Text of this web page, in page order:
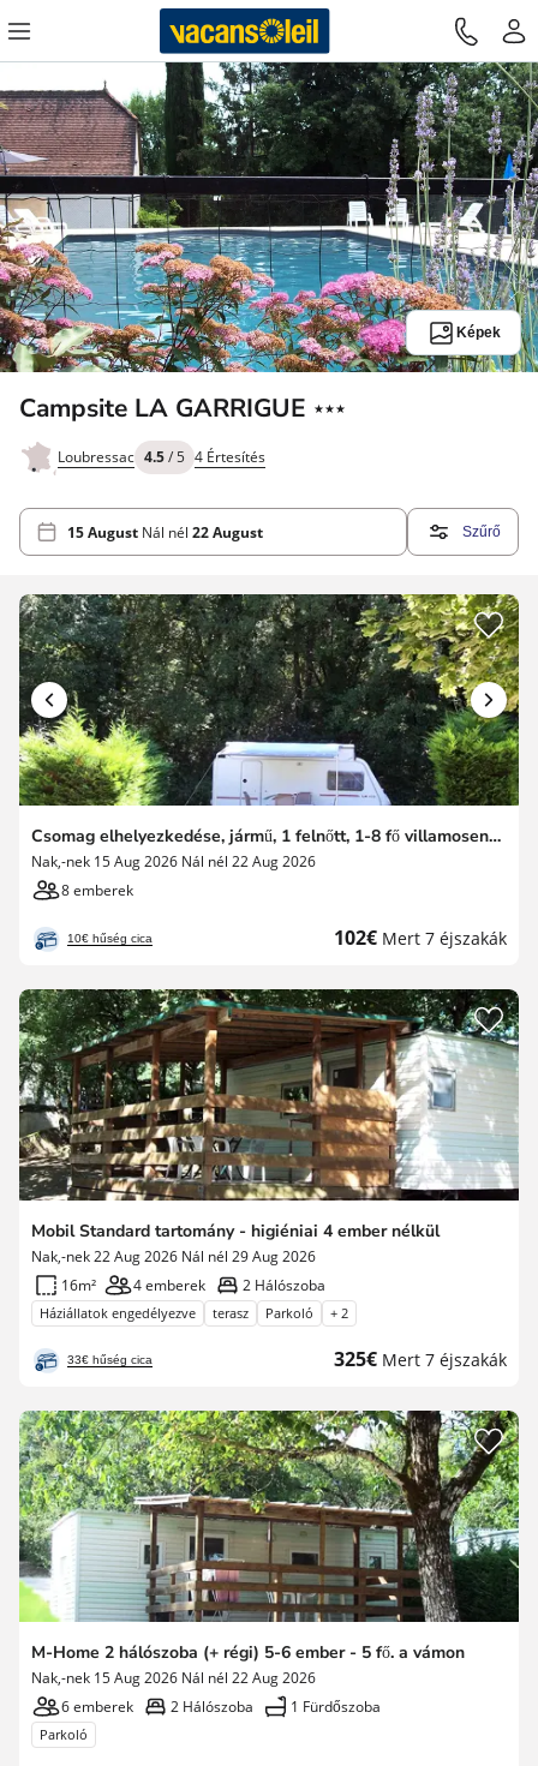
Képek
Campsite LA GARRIGUE 3
★★★
Loubressac 4.5/ 5 4 Értesítés
15 August Nál nél 22 August Szűrő
Csomag elhelyezkedése, jármű, 1 felnőtt, 1-8 fő villamosenergia nélkül - 1 fő. a vámon
Nak,-nek 15 Aug 2026 Nál nél 22 Aug 2026
8 emberek
10€ hűség cica
Új
102€ Mert 7 éjszakák
Mobil Standard tartomány - higiéniai 4 ember nélkül
Nak,-nek 22 Aug 2026 Nál nél 29 Aug 2026
16m²
4 emberek 2 Hálószoba
Háziállatok engedélyezve terasz Parkoló + 2
33€ hűség cica
Új
325€ Mert 7 éjszakák
M-Home 2 hálószoba (+ régi) 5-6 ember - 5 fő. a vámon
Nak,-nek 15 Aug 2026 Nál nél 22 Aug 2026
6 emberek
2 Hálószoba 1 Fürdőszoba
Parkoló